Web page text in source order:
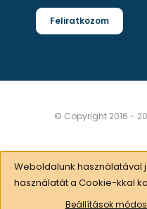
Feliratkozom
© Copyright 2016 -
Weboldalunk
használatát a Cookie-kkal
Beállítások